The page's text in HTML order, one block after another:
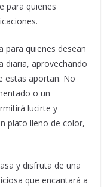
para quienes
para quienes desean
diaria, aprovechando
estas aportan. No
o un
lucirte y
plato lleno de color,
y disfruta de una
que encantará a